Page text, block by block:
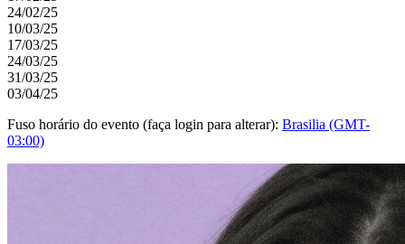
24/02/25
10/03/25
17/03/25
24/03/25
31/03/25
03/04/25
Fuso horário do evento (faça login para alterar): Brasilia (GMT-
03:00)